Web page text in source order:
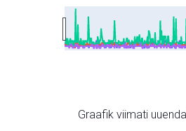
Graafik viimati